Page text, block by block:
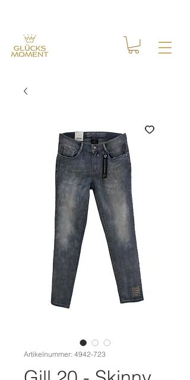
Artikelnummer: 4942-723